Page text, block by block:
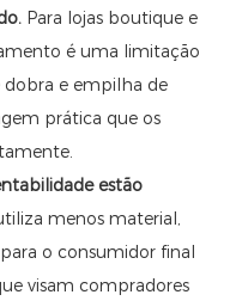
Para lojas boutique e
é uma limitação
dobra e empilha de
prática que os
estão
menos material,
o consumidor final
visam compradores